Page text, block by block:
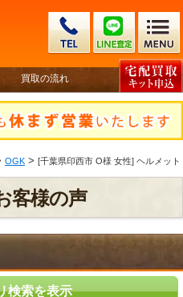
買取の流れ
OGK > [千葉県印西市 O様 女性] ヘルメッ
客様の声
検索を表示